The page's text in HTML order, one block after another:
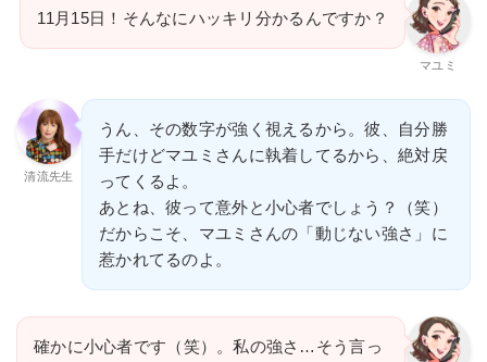
マユミ
11月15日！そんなにハッキリ分かるんですか？
清流先生
うん、その数字が強く視えるから。彼、自分勝
手だけどマユミさんに執着してるから、絶対戻
ってくるよ。
あとね、彼って意外と小心者でしょう？（笑）
だからこそ、マユミさんの「動じない強さ」に
惹かれてるのよ。
確かに小心者です（笑）。私の強さ…そう言っ